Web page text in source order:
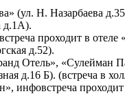
(ул. Н. Назарбаева
д.1А).
проходит в
д.52).
Отель», «Сулейман
д.16 Б). (встреча в